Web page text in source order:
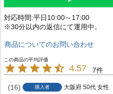
対応時間:平日10:00～17:00
※30分以内の返信にて運用中。
商品についてのお問い合わせ
4.57 7
16 購入者 大阪府 50代 女性